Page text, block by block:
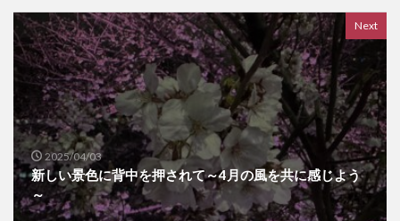
Next
2025/04/03
新しい景色に背中を押されて～4月の風を共に感じよう
～